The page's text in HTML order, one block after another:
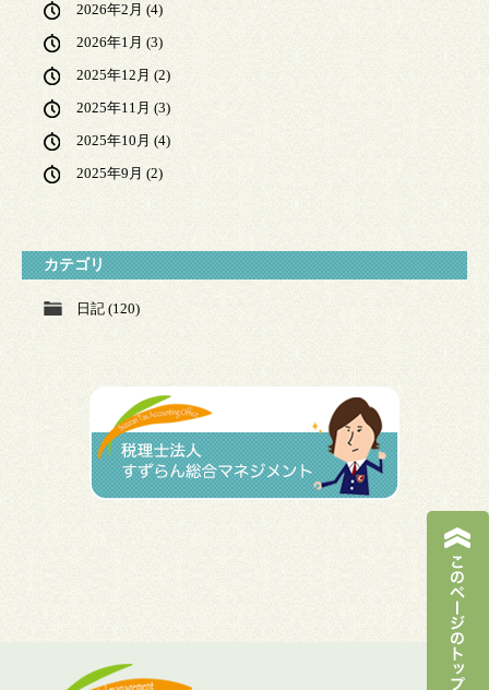
2026年2月 (4)
2026年1月 (3)
2025年12月 (2)
2025年11月 (3)
2025年10月 (4)
2025年9月 (2)
カテゴリ
日記 (120)